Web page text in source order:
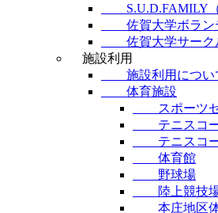
S.U.D.FAMILY（
佐賀大学ボラン
佐賀大学サーク
施設利用
施設利用につい
体育施設
スポーツセ
テニスコー
テニスコー
体育館
野球場
陸上競技
本庄地区体